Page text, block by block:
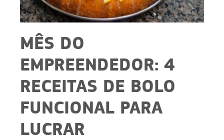
MÊS DO
EMPREENDEDOR: 4
RECEITAS DE BOLO
FUNCIONAL PARA
LUCRAR